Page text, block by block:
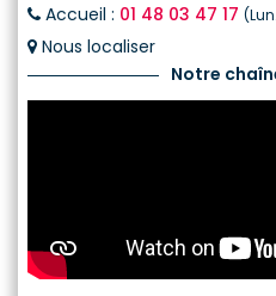
Accueil : 01 48 03 47 17
Nous localiser
Notre